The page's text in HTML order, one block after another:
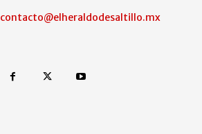
contacto@elheraldodesaltillo.mx